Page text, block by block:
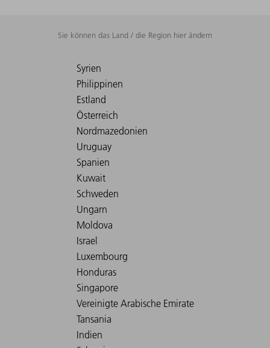
Sie können das Land / die Region hier ändern